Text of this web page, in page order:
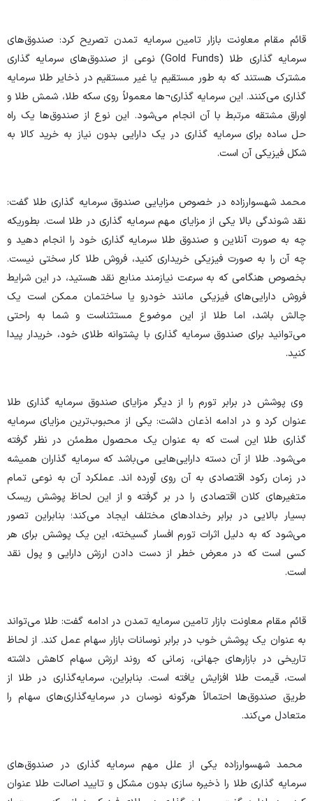
قائم مقام معاونت بازار تامین سرمایه تمدن تصریح کرد: صندوق‌های
سرمایه گذاری طلا (Gold Funds) نوعی از صندوق‌های سرمایه گذاری
مشترک هستند که به طور مستقیم یا غیر مستقیم در ذخایر طلا سرمایه
گذاری می‌کنند. این سرمایه گذاری¬ها معمولاً روی سکه طلا، شمش طلا و
اوراق مشتقه مرتبط با آن انجام می‌شود. این نوع از صندوق‌ها یک راه
حل ساده برای سرمایه گذاری در یک دارایی بدون نیاز به خرید کالا به
شکل فیزیکی آن است.
محمد شهسوارزاده در خصوص مزایایی صندوق سرمایه گذاری طلا گفت:
نقد شوندگی بالا یکی از مزایای مهم سرمایه گذاری در طلا است. بطوریکه
چه به صورت آنلاین و صندوق طلا سرمایه گذاری خود را انجام دهید و
چه آن را به صورت فیزیکی خریداری کنید، فروش طلا کار سختی نیست.
بخصوص هنگامی که به سرعت نیازمند منابع نقد هستید، در این شرایط
فروش دارایی‌های فیزیکی مانند خودرو یا ساختمان ممکن است یک
چالش باشد، اما طلا از این موضوع مستثناست و شما به راحتی
می‌توانید برای صندوق سرمایه گذاری با پشتوانه طلای خود، خریدار پیدا
کنید.
وی پوشش در برابر تورم را از دیگر مزایای صندوق سرمایه گذاری طلا
عنوان کرد و در ادامه اذعان داشت: یکی از محبوب‌ترین مزایای سرمایه
گذاری طلا این است که به عنوان یک محصول مطمئن در نظر گرفته
می‌شود. طلا از آن دسته دارایی‌هایی می‌باشد که سرمایه گذاران همیشه
در زمان رکود اقتصادی به آن روی آورده اند. عملکرد آن به نوعی تمام
متغیر‌های کلان اقتصادی را در بر گرفته و از این لحاظ پوشش ریسک
بسیار بالایی در برابر رخداد‌های مختلف ایجاد می‌کند؛ بنابراین تصور
می‌شود که به دلیل اثرات تورم افسار گسیخته، این یک پوشش برای هر
کسی است که در معرض خطر از دست دادن ارزش دارایی و پول نقد
است.
قائم مقام معاونت بازار تامین سرمایه تمدن در ادامه گفت: طلا می‌تواند
به عنوان یک پوشش خوب در برابر نوسانات بازار سهام عمل کند. از لحاظ
تاریخی در بازار‌های جهانی، زمانی که روند ارزش سهام کاهش داشته
است، قیمت طلا افزایش یافته است. بنابراین، سرمایه‌گذاری در طلا از
طریق صندوق‌ها احتمالاً هرگونه نوسان در سرمایه‌گذاری‌های سهام را
متعادل می‌کند.
محمد شهسوارزاده یکی از علل مهم سرمایه گذاری در صندوق‌های
سرمایه گذاری طلا را ذخیره سازی بدون مشکل و تایید اصالت طلا عنوان